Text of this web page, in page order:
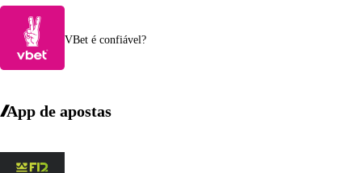
VBet é confiável?
App de apostas